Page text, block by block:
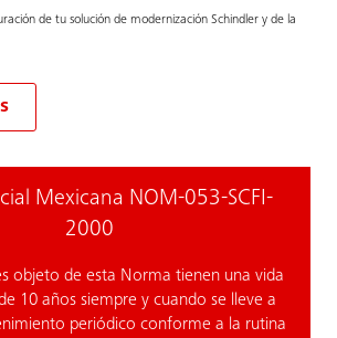
de tu solución de modernización Schindler y de la
Mexicana NOM-053-SCFI-
2000
objeto de esta Norma tienen una vida
10 años siempre y cuando se lleve a
periódico conforme a la rutina